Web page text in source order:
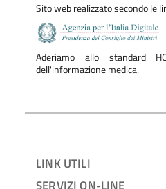
della persona.
Un riconoscimento al lavoro di
professionale.
Questo riconoscimento
Sito web realizzato secondo le
Aderiamo allo standard
dell'informazione medica.
LINK UTILI
SERVIZI ON-LINE